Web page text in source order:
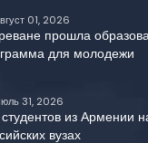
01, 2026
прошла
для молодежи
31, 2026
из Армении
вузах